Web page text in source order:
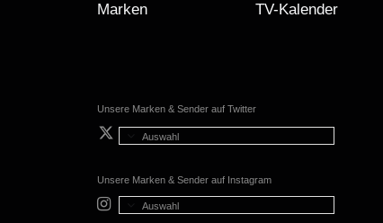
Marken TV-Kalender
Unsere Marken & Sender auf Twitter
Auswahl
Unsere Marken & Sender auf Instagram
Auswahl